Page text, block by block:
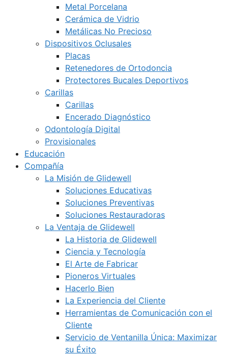
Metal Porcelana
Cerámica de Vidrio
Metálicas No Precioso
Dispositivos Oclusales
Placas
Retenedores de Ortodoncia
Protectores Bucales Deportivos
Carillas
Carillas
Encerado Diagnóstico
Odontología Digital
Provisionales
Educación
Compañía
La Misión de Glidewell
Soluciones Educativas
Soluciones Preventivas
Soluciones Restauradoras
La Ventaja de Glidewell
La Historia de Glidewell
Ciencia y Tecnología
El Arte de Fabricar
Pioneros Virtuales
Hacerlo Bien
La Experiencia del Cliente
Herramientas de Comunicación con el
Cliente
Servicio de Ventanilla Única: Maximizar
su Éxito